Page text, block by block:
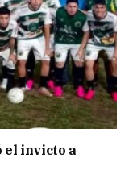
el invicto a